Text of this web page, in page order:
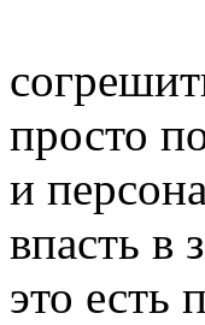
просто
и
впасть в
это есть